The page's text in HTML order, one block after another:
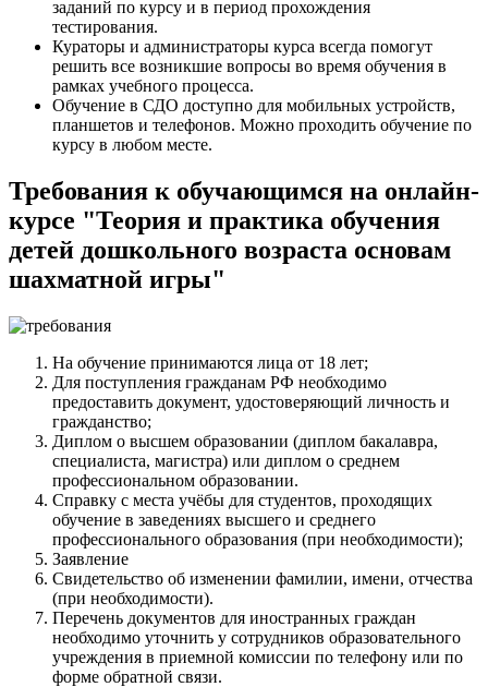
заданий по курсу и в период прохождения
тестирования.
Кураторы и администраторы курса всегда помогут
решить все возникшие вопросы во время обучения в
рамках учебного процесса.
Обучение в СДО доступно для мобильных устройств,
планшетов и телефонов. Можно проходить обучение по
курсу в любом месте.
Требования к обучающимся на онлайн-
курсе "Теория и практика обучения
детей дошкольного возраста основам
шахматной игры"
На обучение принимаются лица от 18 лет;
Для поступления гражданам РФ необходимо
предоставить документ, удостоверяющий личность и
гражданство;
Диплом о высшем образовании (диплом бакалавра,
специалиста, магистра) или диплом о среднем
профессиональном образовании.
Справку с места учёбы для студентов, проходящих
обучение в заведениях высшего и среднего
профессионального образования (при необходимости);
Заявление
Свидетельство об изменении фамилии, имени, отчества
(при необходимости).
Перечень документов для иностранных граждан
необходимо уточнить у сотрудников образовательного
учреждения в приемной комиссии по телефону или по
форме обратной связи.